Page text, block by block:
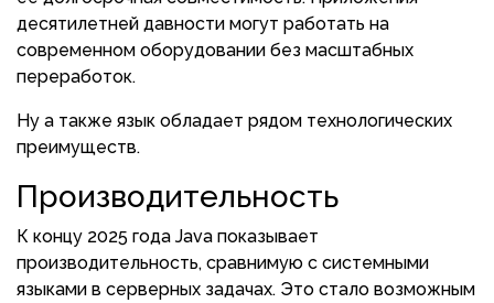
десятилетней давности могут работать на
современном оборудовании без масштабных
переработок.
Ну а также язык обладает рядом технологических
преимуществ.
Производительность
К концу 2025 года Java показывает
производительность, сравнимую с системными
языками в серверных задачах. Это стало возможным